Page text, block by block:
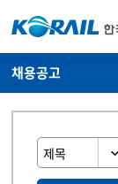
채용공고